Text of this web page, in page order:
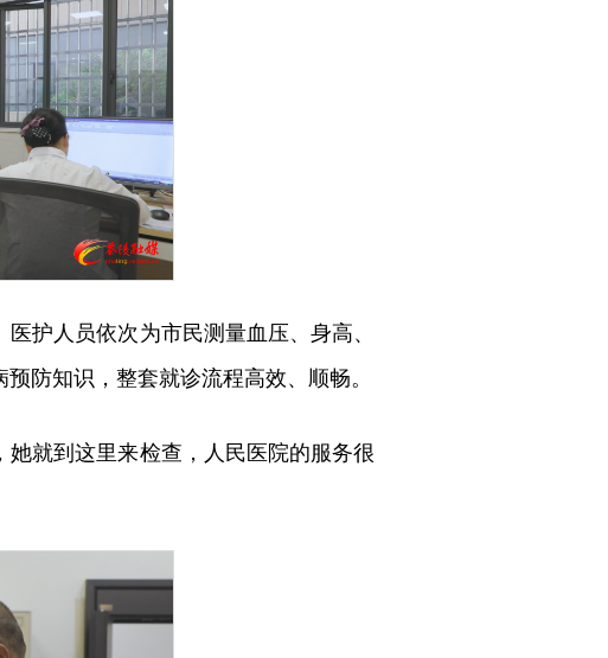
护人员依次为市民测量血压、身高、
防知识，整套就诊流程高效、顺畅。
就到这里来检查，人民医院的服务很